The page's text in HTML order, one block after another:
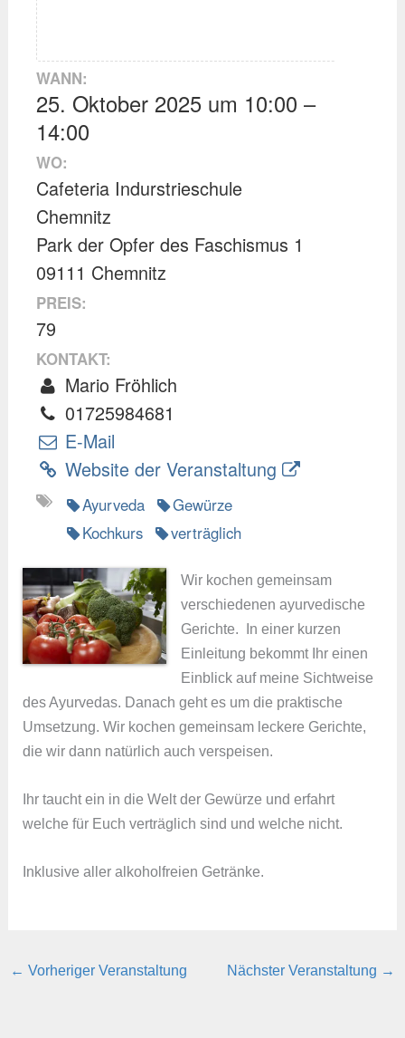
WANN:
25. Oktober 2025 um 10:00 –
14:00
WO:
Cafeteria Indurstrieschule
Chemnitz
Park der Opfer des Faschismus 1
09111 Chemnitz
PREIS:
79
KONTAKT:
Mario Fröhlich
01725984681
E-Mail
Website der Veranstaltung
Ayurveda
Gewürze
Kochkurs
verträglich
Wir kochen gemeinsam
verschiedenen ayurvedische
Gerichte. In einer kurzen
Einleitung bekommt Ihr einen
Einblick auf meine Sichtweise
des Ayurvedas. Danach geht es um die praktische
Umsetzung. Wir kochen gemeinsam leckere Gerichte,
die wir dann natürlich auch verspeisen.
Ihr taucht ein in die Welt der Gewürze und erfahrt
welche für Euch verträglich sind und welche nicht.
Inklusive aller alkoholfreien Getränke.
← Vorheriger Veranstaltung Nächster Veranstaltung →